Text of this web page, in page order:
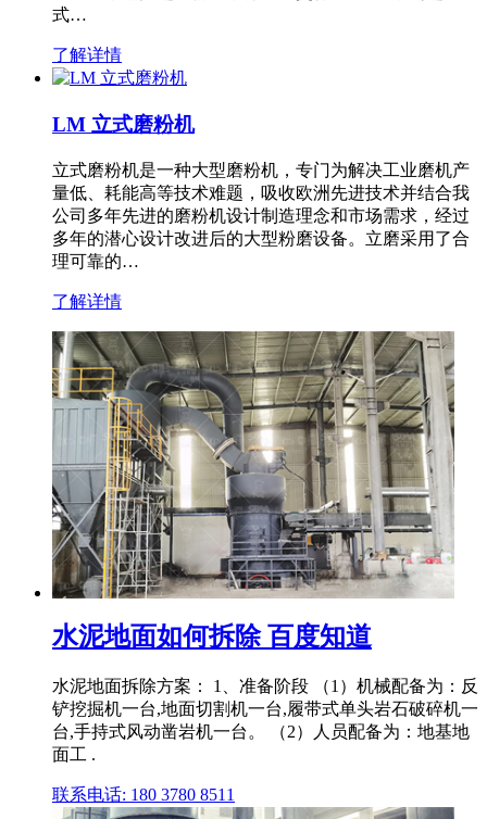
式…
了解详情
LM 立式磨粉机
立式磨粉机是一种大型磨粉机，专门为解决工业磨机产
量低、耗能高等技术难题，吸收欧洲先进技术并结合我
公司多年先进的磨粉机设计制造理念和市场需求，经过
多年的潜心设计改进后的大型粉磨设备。立磨采用了合
理可靠的…
了解详情
水泥地面如何拆除 百度知道
水泥地面拆除方案： 1、准备阶段 （1）机械配备为：反
铲挖掘机一台,地面切割机一台,履带式单头岩石破碎机一
台,手持式风动凿岩机一台。 （2）人员配备为：地基地
面工 .
联系电话: 180 3780 8511